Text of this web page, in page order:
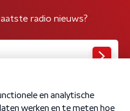
radio nieuws?